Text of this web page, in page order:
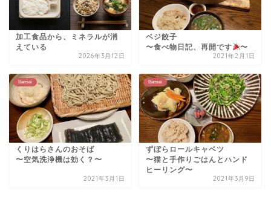
加工食品から、ミネラルが消
えている
2026年3月12日
ベジ餃子
〜食べ物日記、再開です
〜
2021年2月1日
Bansei
くりはらさんのおそば
〜空気洗浄機は効く？〜
2021年3月1日
Bansei
ずぼらロールキャベツ
〜猫と手作りごはんとハンド
ヒーリング〜
2021年3月9日